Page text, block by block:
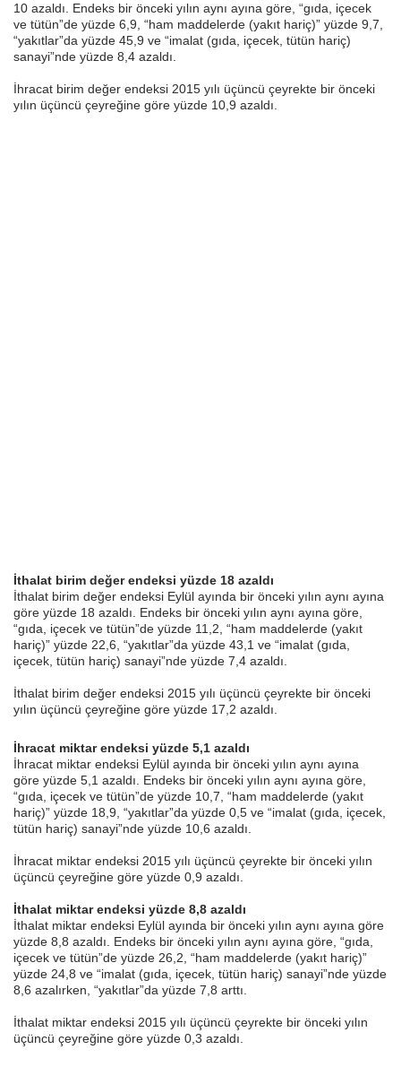
10 azaldı. Endeks bir önceki yılın aynı ayına göre, “gıda, içecek
ve tütün”de yüzde 6,9, “ham maddelerde (yakıt hariç)” yüzde 9,7,
“yakıtlar”da yüzde 45,9 ve “imalat (gıda, içecek, tütün hariç)
sanayi”nde yüzde 8,4 azaldı.
İhracat birim değer endeksi 2015 yılı üçüncü çeyrekte bir önceki
yılın üçüncü çeyreğine göre yüzde 10,9 azaldı.
İthalat birim değer endeksi yüzde 18 azaldı
İthalat birim değer endeksi Eylül ayında bir önceki yılın aynı ayına
göre yüzde 18 azaldı. Endeks bir önceki yılın aynı ayına göre,
“gıda, içecek ve tütün”de yüzde 11,2, “ham maddelerde (yakıt
hariç)” yüzde 22,6, “yakıtlar”da yüzde 43,1 ve “imalat (gıda,
içecek, tütün hariç) sanayi”nde yüzde 7,4 azaldı.
İthalat birim değer endeksi 2015 yılı üçüncü çeyrekte bir önceki
yılın üçüncü çeyreğine göre yüzde 17,2 azaldı.
İhracat miktar endeksi yüzde 5,1 azaldı
İhracat miktar endeksi Eylül ayında bir önceki yılın aynı ayına
göre yüzde 5,1 azaldı. Endeks bir önceki yılın aynı ayına göre,
“gıda, içecek ve tütün”de yüzde 10,7, “ham maddelerde (yakıt
hariç)” yüzde 18,9, “yakıtlar”da yüzde 0,5 ve “imalat (gıda, içecek,
tütün hariç) sanayi”nde yüzde 10,6 azaldı.
İhracat miktar endeksi 2015 yılı üçüncü çeyrekte bir önceki yılın
üçüncü çeyreğine göre yüzde 0,9 azaldı.
İthalat miktar endeksi yüzde 8,8 azaldı
İthalat miktar endeksi Eylül ayında bir önceki yılın aynı ayına göre
yüzde 8,8 azaldı. Endeks bir önceki yılın aynı ayına göre, “gıda,
içecek ve tütün”de yüzde 26,2, “ham maddelerde (yakıt hariç)”
yüzde 24,8 ve “imalat (gıda, içecek, tütün hariç) sanayi”nde yüzde
8,6 azalırken, “yakıtlar”da yüzde 7,8 arttı.
İthalat miktar endeksi 2015 yılı üçüncü çeyrekte bir önceki yılın
üçüncü çeyreğine göre yüzde 0,3 azaldı.